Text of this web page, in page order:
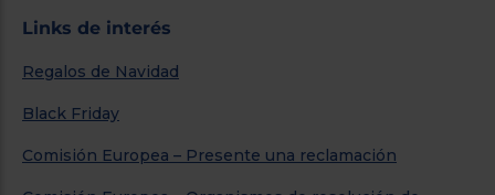
Links de interés
Regalos de Navidad
Black Friday
Comisión Europea – Presente una reclamación